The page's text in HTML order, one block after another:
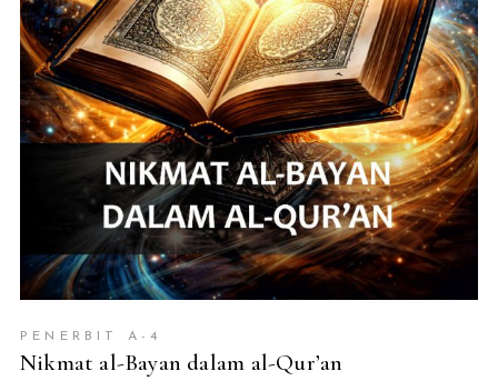
PENERBIT A-4
Nikmat al-Bayan dalam al-Qur’an